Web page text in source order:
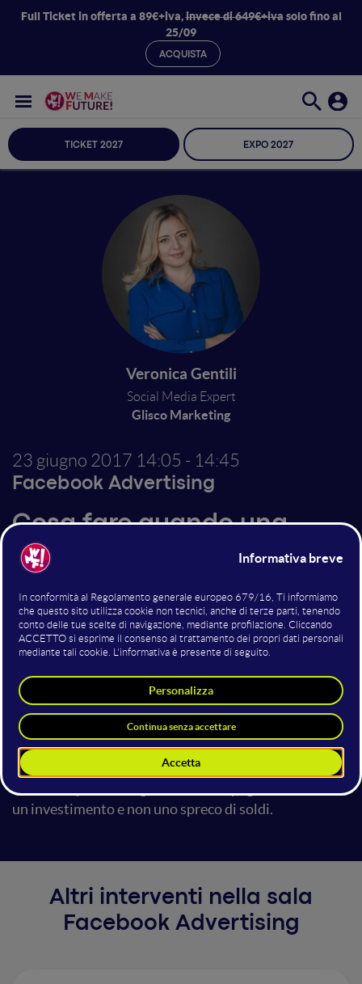
Full Ticket in offerta a 89€+iva,invece di 649€+ivasolo fino al
25/09
ACQUISTA
TICKET 2027 EXPO 2027
Veronica Gentili
Social Media Expert
Glisco Marketing
23 giugno 2017 14:05 - 14:45
Facebook Advertising
Cosa fare quando una
Facebook Ads non dà
risultati: interpretare la
metriche, identificare i
problemi e risolverli
sofisticati di advertising, spesso alcune campagne non
hanno i risultati sperati, specialmente in termini di
vendite e contatti. Esploreremo le varie situazioni in
cui puoi trovarti, capiremo da cosa dipendono
analizzando correttamente le metriche importanti e
andremo quindi a migliorare le campagne. Perché sia
un investimento e non uno spreco di soldi.
Altri interventi nella sala
Facebook Advertising